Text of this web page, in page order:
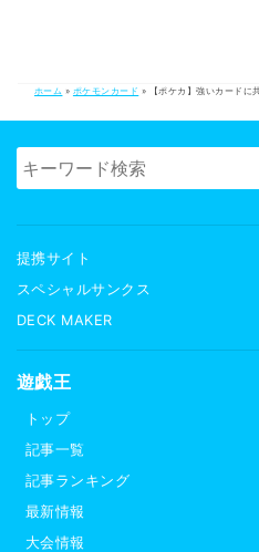
ホーム » ポケモンカード » 【ポケカ】強いカードに
提携サイト
スペシャルサンクス
DECK MAKER
遊戯王
トップ
記事一覧
記事ランキング
最新情報
大会情報